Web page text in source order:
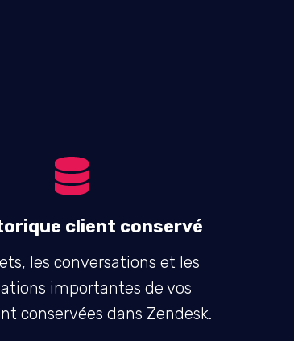
client conservé
les conversations et les
importantes de vos
conservées dans Zendesk.